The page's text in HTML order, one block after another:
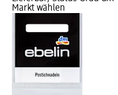
Markt wählen